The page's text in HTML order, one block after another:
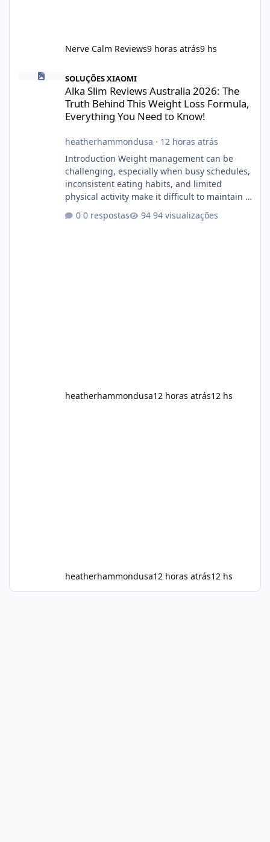
Nerve Calm Reviews9 horas atrás9 hs
SOLUÇÕES XIAOMI
Alka Slim Reviews Australia 2026: The
Truth Behind This Weight Loss Formula,
Everything You Need to Know!
heatherhammondusa · 12 horas atrás
Introduction Weight management can be
challenging, especially when busy schedules,
inconsistent eating habits, and limited
physical activity make it difficult to maintain a
for dietary supplements that may
0 respostas 94 visualizações
heatherhammondusa12 horas atrás12 hs
heatherhammondusa12 horas atrás12 hs